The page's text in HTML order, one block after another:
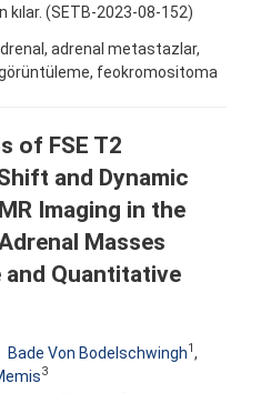
kılar. (SETB-2023-08-152)
adrenal metastazlar,
feokromositoma
of FSE T2
and Dynamic
Imaging in the
Masses
and Quantitative
Bade Von Bodelschwingh1 ,
3